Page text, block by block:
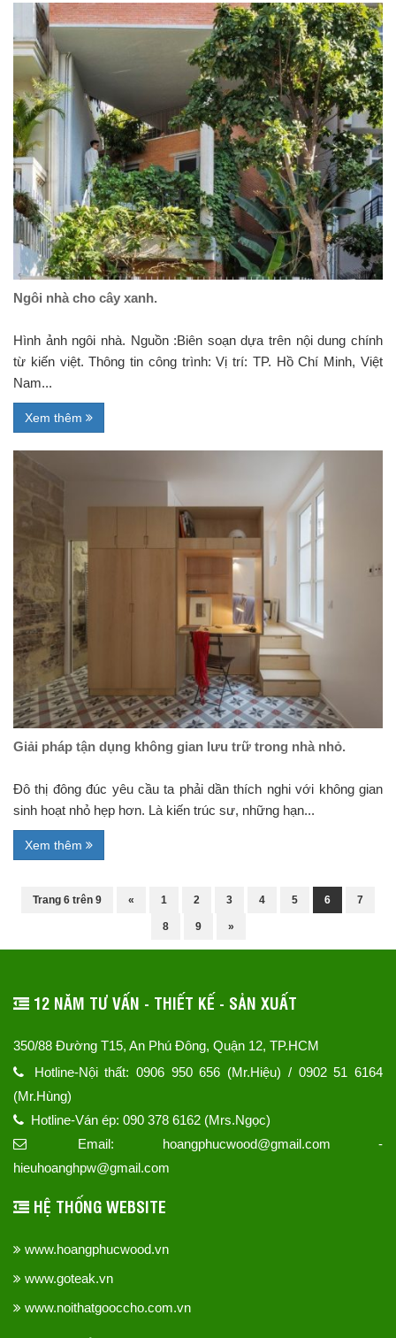
Ngôi nhà cho cây xanh.
Hình ảnh ngôi nhà. Nguồn :Biên soạn dựa trên nội dung chính
từ kiến việt. Thông tin công trình: Vị trí: TP. Hồ Chí Minh, Việt
Nam...
Xem thêm
Giải pháp tận dụng không gian lưu trữ trong nhà nhỏ.
Đô thị đông đúc yêu cầu ta phải dần thích nghi với không gian
sinh hoạt nhỏ hẹp hơn. Là kiến trúc sư, những hạn...
Xem thêm
Trang 6 trên 9 « 1 2 3 4 5 6 7
8 9 »
12 NĂM TƯ VẤN - THIẾT KẾ - SẢN XUẤT
350/88 Đường T15, An Phú Đông, Quận 12, TP.HCM
Hotline-Nội thất: 0906 950 656 (Mr.Hiệu) / 0902 51 6164
(Mr.Hùng)
Hotline-Ván ép: 090 378 6162 (Mrs.Ngọc)
Email: hoangphucwood@gmail.com -
hieuhoanghpw@gmail.com
HỆ THỐNG WEBSITE
www.hoangphucwood.vn
www.goteak.vn
www.noithatgooccho.com.vn